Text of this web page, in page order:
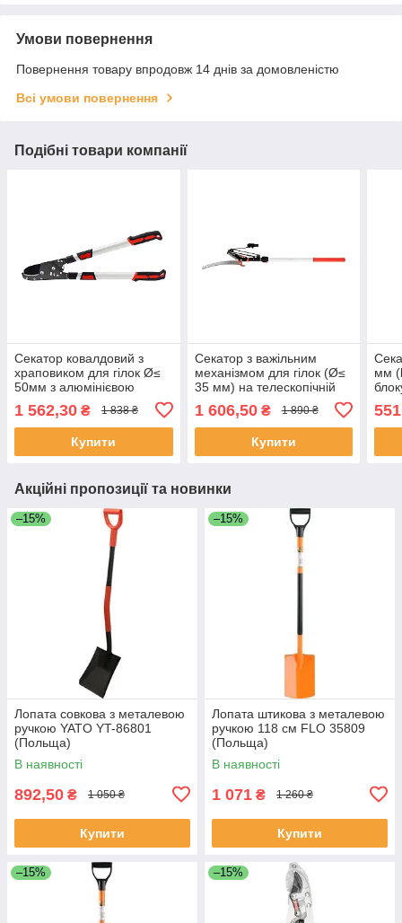
Умови повернення
Повернення товару впродовж 14 днів за домовленістю
Всі умови повернення
Подібні товари компанії
Секатор ковалдовий з
храповиком для гілок Ø≤
50мм з алюмінієвою
телескопічною ручками l=
66-91см Yato YT-88299
1 562,30 ₴ 1 838 ₴
Купити
Секатор з важільним
механізмом для гілок (Ø≤
35 мм) на телескопічній
штанзі l=166-200 см Yato
YT-88771
1 606,50₴ 1 890 ₴
Купити
мм
551
Акційні пропозиції та новинки
–15%
Лопата совкова з металевою
ручкою YATO YT-86801
(Польща)
В наявності
892,50 ₴ 1 050 ₴
Купити
–15%
Лопата штикова з металевою
ручкою 118 см FLO 35809
(Польща)
В наявності
1 071 ₴ 1 260 ₴
Купити
–15% –15%